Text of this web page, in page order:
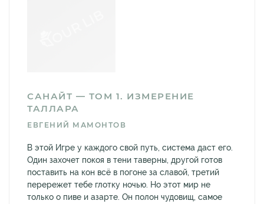
САНАЙТ — ТОМ 1. ИЗМЕРЕНИЕ
ТАЛЛАРА
ЕВГЕНИЙ МАМОНТОВ
В этой Игре у каждого свой путь, система даст его.
Один захочет покоя в тени таверны, другой готов
поставить на кон всё в погоне за славой, третий
перережет тебе глотку ночью. Но этот мир не
только о пиве и азарте. Он полон чудовищ, самое